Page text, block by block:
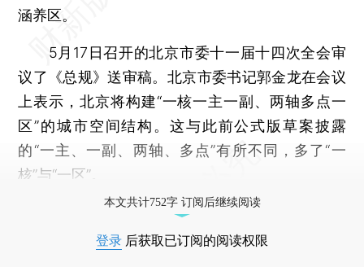
涵养区。
5月17日召开的北京市委十一届十四次全会审
议了《总规》送审稿。北京市委书记郭金龙在会议
上表示，北京将构建“一核一主一副、两轴多点一
区”的城市空间结构。这与此前公式版草案披露
的“一主、一副、两轴、多点”有所不同，多了“一
核”与“一区”。
本文共计752字 订阅后继续阅读
登录 后获取已订阅的阅读权限